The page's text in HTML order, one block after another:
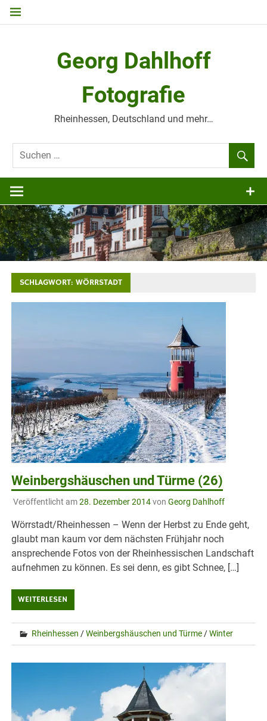
Zum
Georg Dahlhoff
Fotografie
Rheinhessen, Deutschland und mehr…
SCHLAGWORT:WÖRRSTADT
Weinbergshäuschen und Türme (26)
Veröffentlicht am28. Dezember 2014von Georg Dahlhoff
Wörrstadt/Rheinhessen – Wenn der Herbst zu Ende geht,
glaubt man kaum vor dem nächsten Frühjahr noch
ansprechende Fotos von der Rheinhessischen Landschaft
aufnehmen zu können. Es sei denn, es gibt Schnee, […]
WEITERLESEN
Rheinhessen /Weinbergshäuschen und Türme /Winter